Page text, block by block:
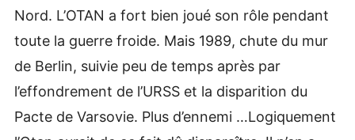
Nord. L’OTAN a fort bien joué son rôle pendant
toute la guerre froide. Mais 1989, chute du mur
de Berlin, suivie peu de temps après par
l’effondrement de l’URSS et la disparition du
Pacte de Varsovie. Plus d’ennemi …Logiquement